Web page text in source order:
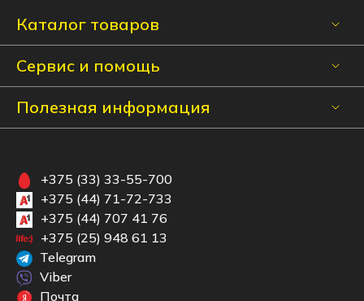
Каталог товаров
Сервис и помощь
Полезная информация
+375 (33) 33-55-700
+375 (44) 71-72-733
+375 (44) 707 41 76
+375 (25) 948 61 13
Telegram
Viber
Почта